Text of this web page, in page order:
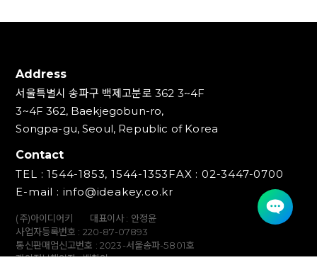
Address
서울특별시 송파구 백제고분로 362 3~4F
3~4F 362, Baekjegobun-ro,
Songpa-gu, Seoul, Republic of Korea
Contact
TEL : 1544-1853, 1544-1353FAX : 02-3447-0700
E-mail : info@ideakey.co.kr
(주)아이디어키
대표이사 : 안정윤
사업자등록번호 : 220‍-87-07893
통신판매업신고번호 : 2023-서울송파-5801호
개인정보책임자 : 백창인